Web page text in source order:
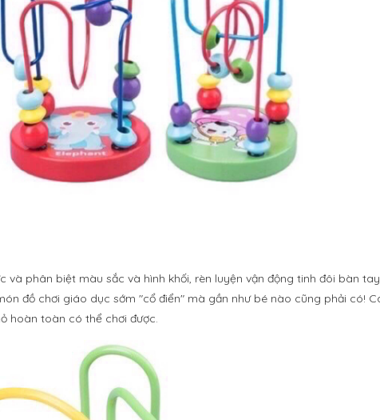
và phân biệt màu sắc và hình khối, rèn luyện vận động tinh đôi bàn
đồ chơi giáo dục sớm "cổ điển" mà gần như bé nào cũng phải có!
hoàn toàn có thể chơi được.